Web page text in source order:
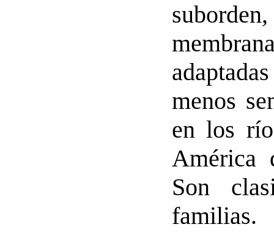
menos
en los
América
Son
familias.